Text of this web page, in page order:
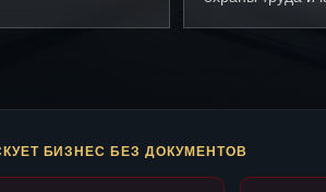
БИЗНЕС БЕЗ ДОКУМЕНТОВ